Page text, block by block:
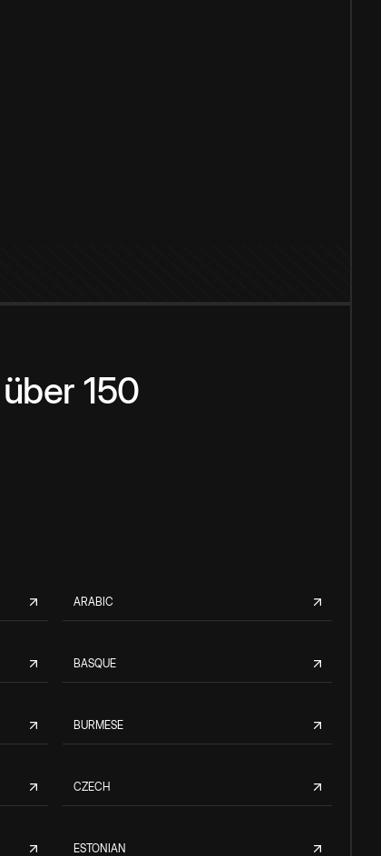
150
ARABIC
BASQUE
BURMESE
CZECH
ESTONIAN